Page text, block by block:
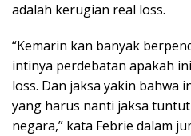
adalah kerugian real loss.
“Kemarin kan banyak
intinya perdebatan apakah
loss. Dan jaksa yakin bahwa
yang harus nanti jaksa
negara,” kata Febrie dalam